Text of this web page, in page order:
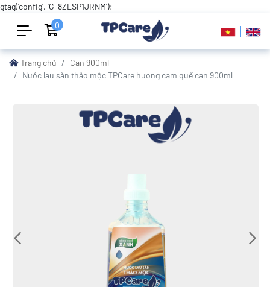
gtag('config', 'G-8ZLSP1JRNM');
0
Trang chủ
Can 900ml
Nước lau sàn thảo mộc TPCare hương cam quế can 900ml